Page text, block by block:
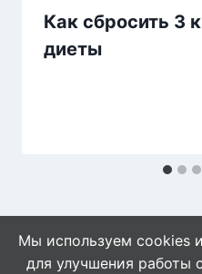
Как сбросить 3
диеты
Мы используем cookies
для улучшения работы